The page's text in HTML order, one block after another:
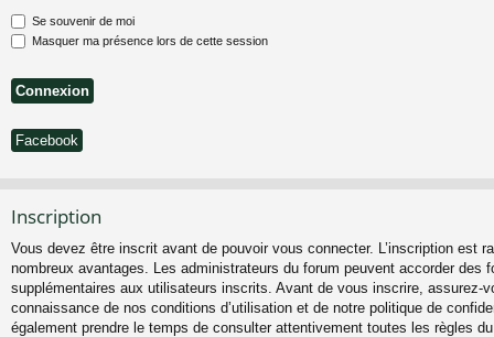
Se souvenir de moi
Masquer ma présence lors de cette session
Facebook
Inscription
Vous devez être inscrit avant de pouvoir vous connecter. L’inscription est
nombreux avantages. Les administrateurs du forum peuvent accorder des
supplémentaires aux utilisateurs inscrits. Avant de vous inscrire, assurez-
connaissance de nos conditions d’utilisation et de notre politique de
également prendre le temps de consulter attentivement toutes les règles